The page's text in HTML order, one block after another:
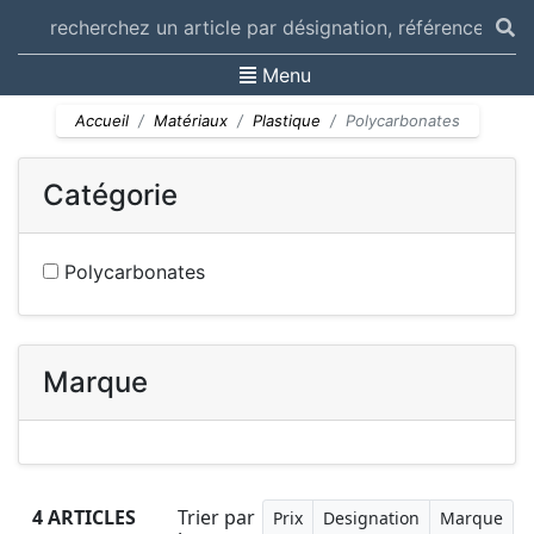
Toggle navigation
Menu
Accueil Matériaux Plastique Polycarbonates
Catégorie
Polycarbonates
Marque
4 ARTICLES Trier par Prix Designation Marque